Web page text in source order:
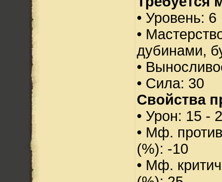
• Уровень: 6
•
дубинами,
•
• Сила: 30
Свойства
• Урон: 15 -
• Мф.
(%): -10
• Мф.